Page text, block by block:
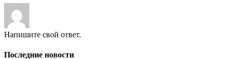
Напишите свой ответ.
Последние новости